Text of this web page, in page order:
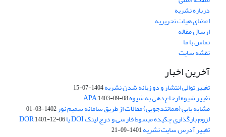
درباره نشریه
اعضای هیات تحریریه
ارسال مقاله
تماس با ما
نقشه سایت
آخرین اخبار
تغییر توالی انتشار و دو زبانه شدن نشریه1404-07-15
تغییر شیوه ارجاع‌دهی به شیوه APA1403-09-08
مشابه یابی (همانندجویی) مقالات از طریق سامانه سمیم نور1402-03-01
لزوم بارگذاری چکیده مبسوط فارسی و درج لینک DOI یا DOR 1401-12-06
تغییر آدرس سایت نشریه1401-09-21